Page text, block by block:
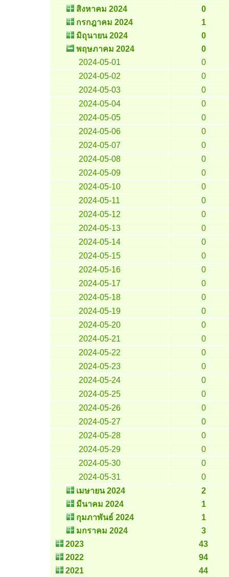
สิงหาคม 2024
0
กรกฎาคม 2024
1
มิถุนายน 2024
0
พฤษภาคม 2024
0
2024-05-01
0
2024-05-02
0
2024-05-03
0
2024-05-04
0
2024-05-05
0
2024-05-06
0
2024-05-07
0
2024-05-08
0
2024-05-09
0
2024-05-10
0
2024-05-11
0
2024-05-12
0
2024-05-13
0
2024-05-14
0
2024-05-15
0
2024-05-16
0
2024-05-17
0
2024-05-18
0
2024-05-19
0
2024-05-20
0
2024-05-21
0
2024-05-22
0
2024-05-23
0
2024-05-24
0
2024-05-25
0
2024-05-26
0
2024-05-27
0
2024-05-28
0
2024-05-29
0
2024-05-30
0
2024-05-31
0
เมษายน 2024
2
มีนาคม 2024
1
กุมภาพันธ์ 2024
1
มกราคม 2024
3
2023
43
2022
94
2021
44